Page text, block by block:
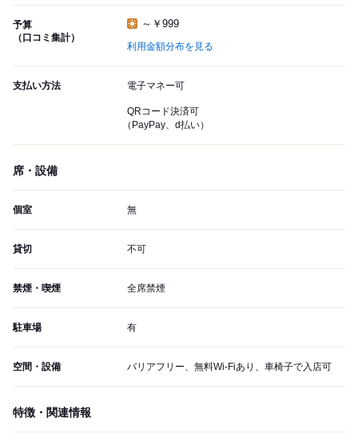
予算
（口コミ集計）
～￥999
利用金額分布を見る
支払い方法 電子マネー可
QRコード決済可
（PayPay、d払い）
席・設備
個室 無
貸切 不可
禁煙・喫煙 全席禁煙
駐車場 有
空間・設備 バリアフリー、無料Wi-Fiあり、車椅子で入店可
特徴・関連情報